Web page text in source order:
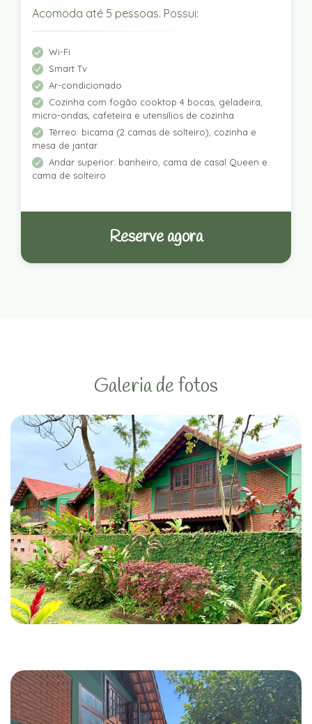
Acomoda até 5 pessoas. Possui:
Wi-Fi
Smart Tv
Ar-condicionado
Cozinha com fogão cooktop 4 bocas, geladeira,
micro-ondas, cafeteira e utensílios de cozinha
Térreo: bicama (2 camas de solteiro), cozinha e
mesa de jantar
Andar superior: banheiro, cama de casal Queen e
cama de solteiro
Reserve agora
Galeria de fotos